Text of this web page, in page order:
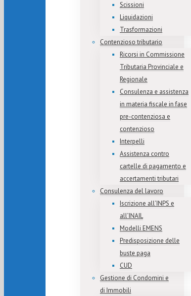
Scissioni
Liquidazioni
Trasformazioni
Contenzioso tributario
Ricorsi in Commissione
Tributaria Provinciale e
Regionale
Consulenza e assistenza
in materia fiscale in fase
pre-contenziosa e
contenzioso
Interpelli
Assistenza contro
cartelle di pagamento e
accertamenti tributari
Consulenza del lavoro
Iscrizione all’INPS e
all’INAIL
Modelli EMENS
Predisposizione delle
buste paga
CUD
Gestione di Condomini e
di Immobili